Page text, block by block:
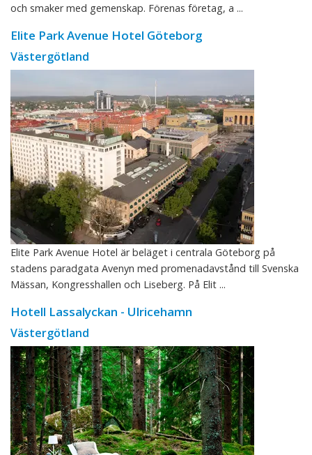
och smaker med gemenskap. Förenas företag, a ...
Elite Park Avenue Hotel Göteborg
Västergötland
Elite Park Avenue Hotel är beläget i centrala Göteborg på
stadens paradgata Avenyn med promenadavstånd till Svenska
Mässan, Kongresshallen och Liseberg. På Elit ...
Hotell Lassalyckan - Ulricehamn
Västergötland